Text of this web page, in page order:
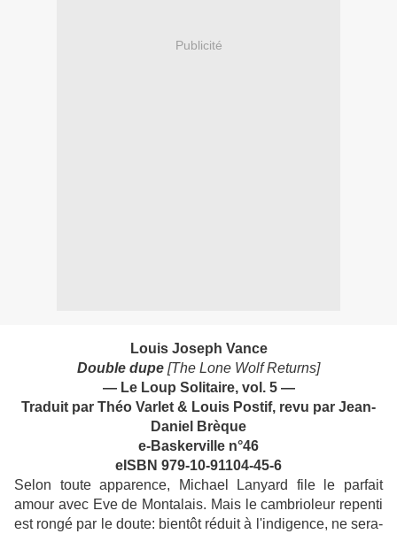
Publicité
Louis Joseph Vance
Double dupe [The Lone Wolf Returns]
— Le Loup Solitaire, vol. 5 —
Traduit par Théo Varlet & Louis Postif, revu par Jean-
Daniel Brèque
e-Baskerville n°46
eISBN 979-10-91104-45-6
Selon toute apparence, Michael Lanyard file le parfait
amour avec Eve de Montalais. Mais le cambrioleur repenti
est rongé par le doute: bientôt réduit à l'indigence, ne sera-